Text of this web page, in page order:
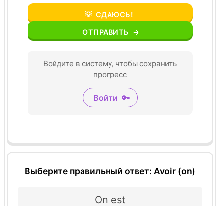
💡 СДАЮСЬ!
ОТПРАВИТЬ →
Войдите в систему, чтобы сохранить
прогресс
Войти 🔑
Выберите правильный ответ: Avoir (on)
On est